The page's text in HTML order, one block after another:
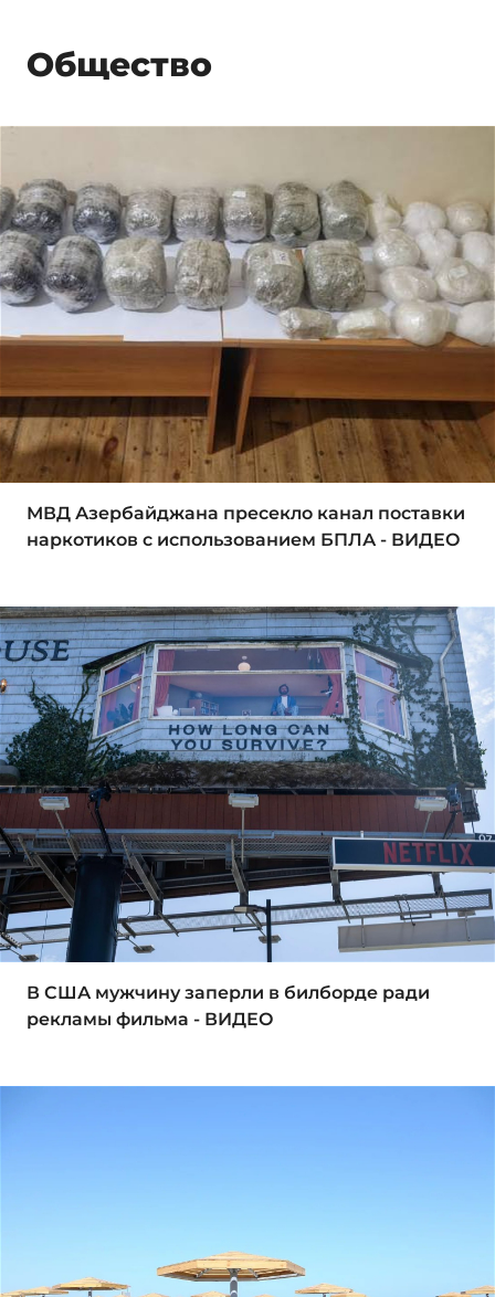
Общество
МВД Азербайджана пресекло канал поставки
наркотиков с использованием БПЛА - ВИДЕО
В США мужчину заперли в билборде ради
рекламы фильма - ВИДЕО